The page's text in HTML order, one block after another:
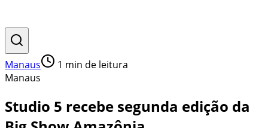
Manaus 1 min de leitura
Manaus
Studio 5 recebe segunda edição da